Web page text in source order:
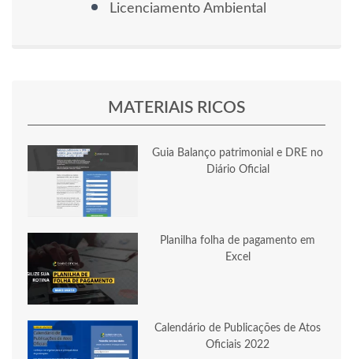
Licenciamento Ambiental
MATERIAIS RICOS
Guia Balanço patrimonial e DRE no
Diário Oficial
Planilha folha de pagamento em
Excel
Calendário de Publicações de Atos
Oficiais 2022